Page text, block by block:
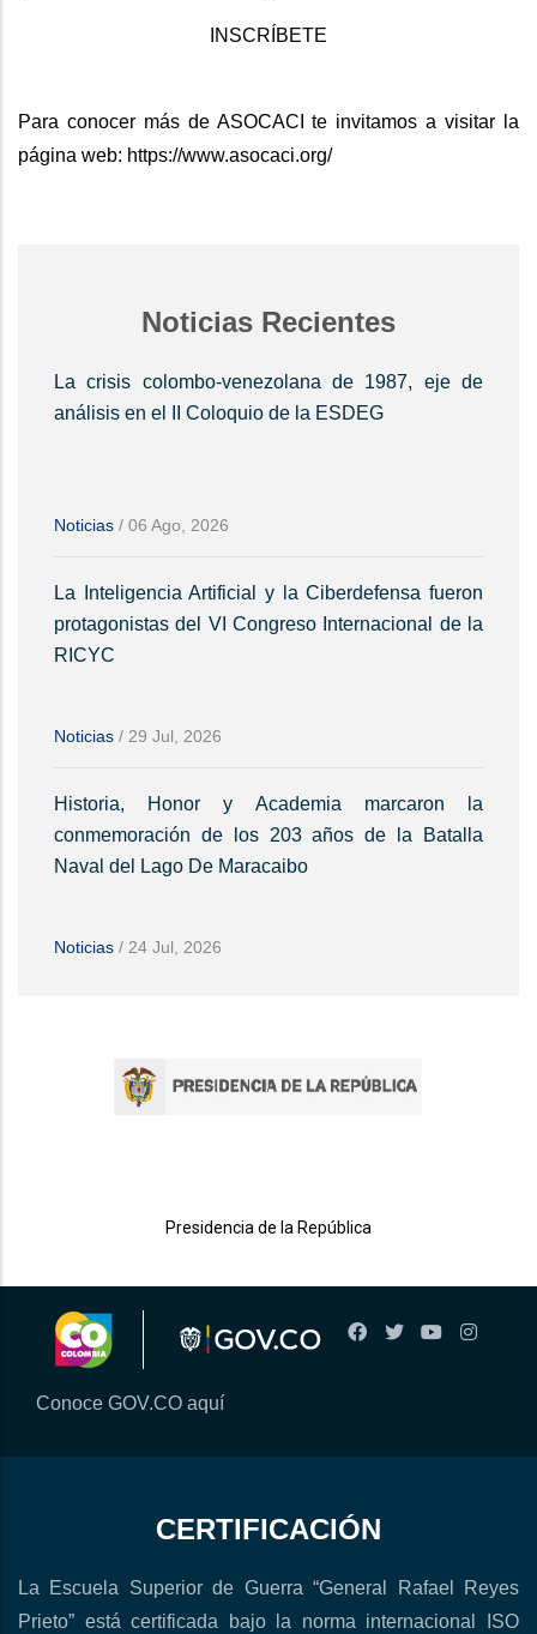
INSCRÍBETE
Para conocer más de ASOCACI te invitamos a visitar la
página web: https://www.asocaci.org/
Noticias Recientes
La crisis colombo-venezolana de 1987, eje de
análisis en el II Coloquio de la ESDEG
Noticias / 06 Ago, 2026
La Inteligencia Artificial y la Ciberdefensa fueron
protagonistas del VI Congreso Internacional de la
RICYC
Noticias / 29 Jul, 2026
Historia, Honor y Academia marcaron la
conmemoración de los 203 años de la Batalla
Naval del Lago De Maracaibo
Noticias / 24 Jul, 2026
Presidencia de la República
Conoce GOV.CO aquí
CERTIFICACIÓN
La Escuela Superior de Guerra “General Rafael Reyes
Prieto” está certificada bajo la norma internacional ISO